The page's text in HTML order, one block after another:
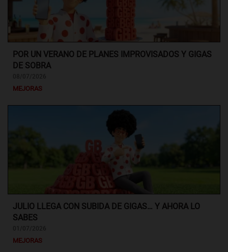
POR UN VERANO DE PLANES IMPROVISADOS Y GIGAS
DE SOBRA
MEJORAS
JULIO LLEGA CON SUBIDA DE GIGAS… Y AHORA LO
SABES
MEJORAS